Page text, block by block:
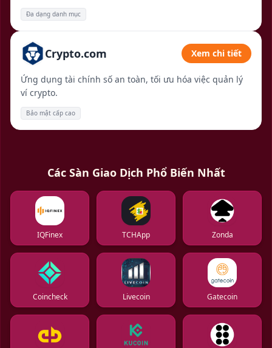
Đa dạng danh mục
Crypto.com Xem chi tiết
Ứng dụng tài chính số an toàn, tối ưu hóa việc quản lý
ví crypto.
Bảo mật cấp cao
Các Sàn Giao Dịch Phổ Biến Nhất
IQFinex TCHApp Zonda
Coincheck Livecoin Gatecoin